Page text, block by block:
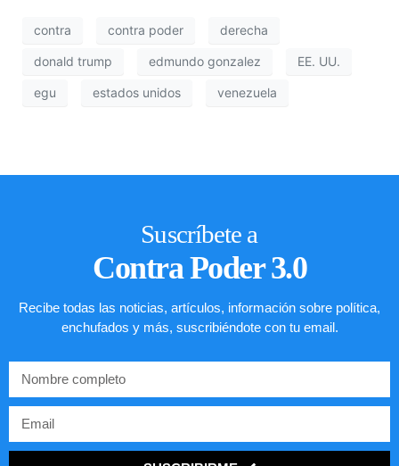
contra contra poder derecha
donald trump edmundo gonzalez EE. UU.
egu estados unidos venezuela
Suscríbete a
Contra Poder 3.0
Recibe todas las noticias, artículos, información sobre política,
enchufados y más, suscribiéndote con tu email.